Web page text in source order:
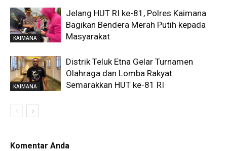
KAIMANA
Jelang HUT RI ke-81, Polres Kaimana
Bagikan Bendera Merah Putih kepada
Masyarakat
KAIMANA
Distrik Teluk Etna Gelar Turnamen
Olahraga dan Lomba Rakyat
Semarakkan HUT ke-81 RI
Komentar Anda